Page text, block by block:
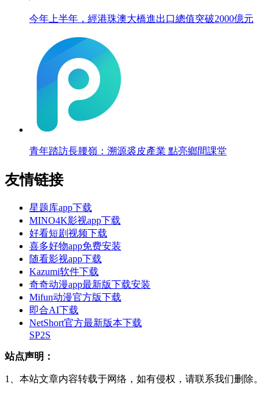
今年上半年，經港珠澳大橋進出口總值突破2000億元
青年踏訪長腰嶺：溯源裘皮產業 點亮鄉間課堂
友情链接
星题库app下载
MINO4K影视app下载
好看短剧视频下载
喜多好物app免费安装
随看影视app下载
Kazumi软件下载
奇奇动漫app最新版下载安装
Mifun动漫官方版下载
即合AI下载
NetShort官方最新版本下载
SP2S
站点声明：
1、本站文章内容转载于网络，如有侵权，请联系我们删除。